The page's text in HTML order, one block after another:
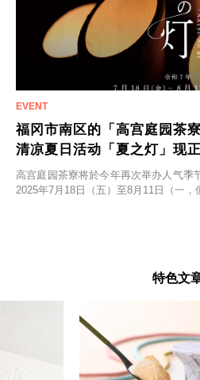
福冈市南区的「高宫庭园茶
清凉夏日活动「夏之灯」现
高宫庭园茶寮将於今年再次举办人气季
2025年7月18日（五）至8月11日（一，
特色文